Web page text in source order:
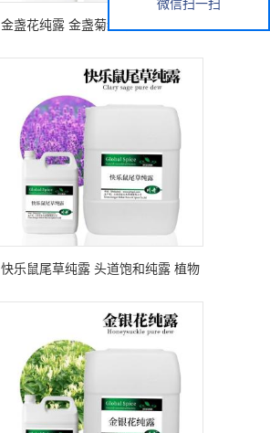
金盏花纯露 金盏菊纯露 头道饱和纯
快乐鼠尾草纯露 头道饱和纯露 植物
微信扫一扫